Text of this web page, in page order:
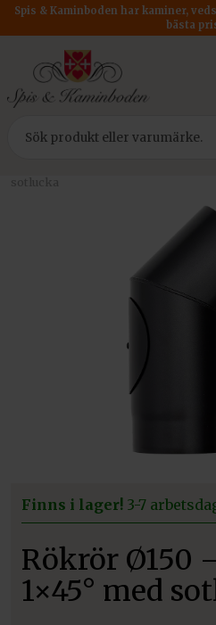
Spis & Kaminboden har kaminer,
bästa
Finns i lager! 3-7
Rökrör Ø150
1×45° med